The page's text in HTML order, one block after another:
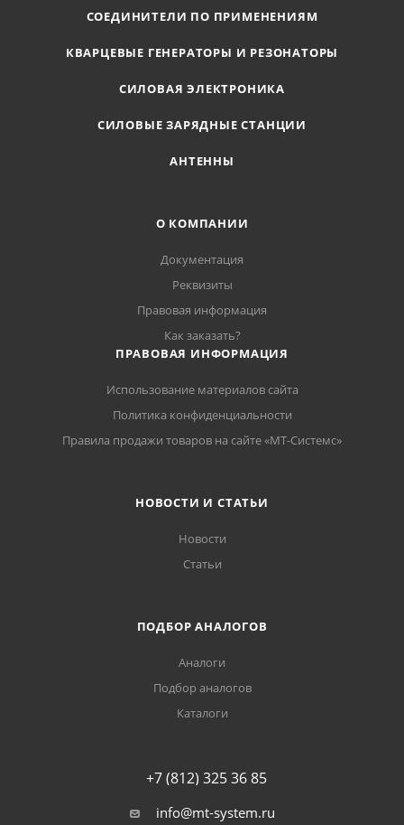
СОЕДИНИТЕЛИ ПО ПРИМЕНЕНИЯМ
КВАРЦЕВЫЕ ГЕНЕРАТОРЫ И РЕЗОНАТОРЫ
СИЛОВАЯ ЭЛЕКТРОНИКА
СИЛОВЫЕ ЗАРЯДНЫЕ СТАНЦИИ
АНТЕННЫ
О КОМПАНИИ
Документация
Реквизиты
Правовая информация
Как заказать?
ПРАВОВАЯ ИНФОРМАЦИЯ
Использование материалов сайта
Политика конфиденциальности
Правила продажи товаров на сайте «МТ-Системс»
НОВОСТИ И СТАТЬИ
Новости
Статьи
ПОДБОР АНАЛОГОВ
Аналоги
Подбор аналогов
Каталоги
+7 (812) 325 36 85
info@mt-system.ru